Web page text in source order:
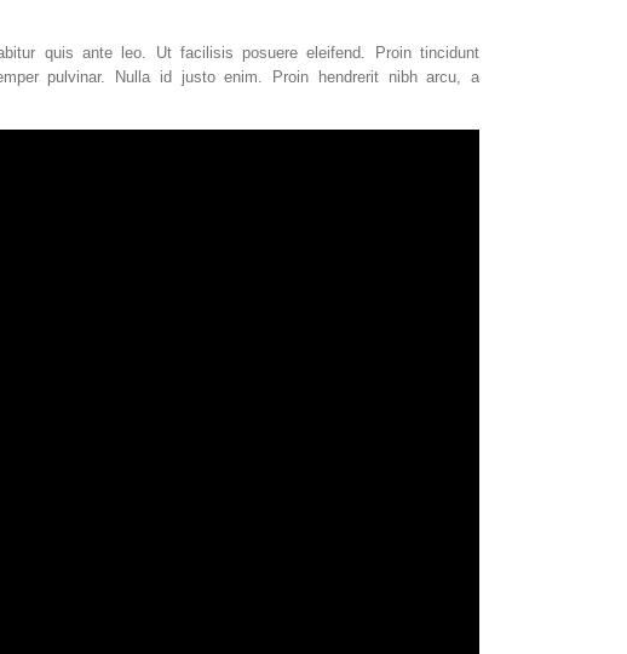
quis ante leo. Ut facilisis posuere eleifend. Proin tincidunt
pulvinar. Nulla id justo enim. Proin hendrerit nibh arcu, a